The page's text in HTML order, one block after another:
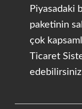
Piyasadaki
paketinin
çok
Ticaret